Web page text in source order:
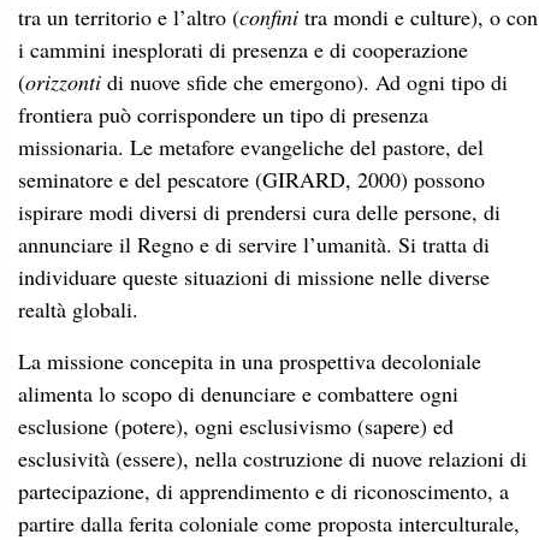
tra un territorio e l’altro (confini tra mondi e culture), o con
i cammini inesplorati di presenza e di cooperazione
(orizzonti di nuove sfide che emergono). Ad ogni tipo di
frontiera può corrispondere un tipo di presenza
missionaria. Le metafore evangeliche del pastore, del
seminatore e del pescatore (GIRARD, 2000) possono
ispirare modi diversi di prendersi cura delle persone, di
annunciare il Regno e di servire l’umanità. Si tratta di
individuare queste situazioni di missione nelle diverse
realtà globali.
La missione concepita in una prospettiva decoloniale
alimenta lo scopo di denunciare e combattere ogni
esclusione (potere), ogni esclusivismo (sapere) ed
esclusività (essere), nella costruzione di nuove relazioni di
partecipazione, di apprendimento e di riconoscimento, a
partire dalla ferita coloniale come proposta interculturale,